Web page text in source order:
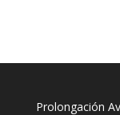
Prolongación